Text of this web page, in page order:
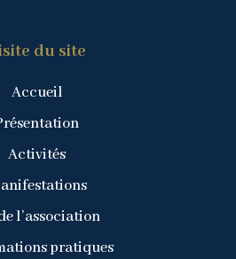
du site
Accueil
Activités
l’association
pratiques